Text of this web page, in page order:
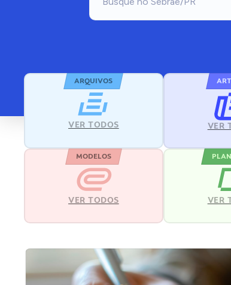
ARQUIVOS
VER TODOS VER
MODELOS
VER TODOS VER